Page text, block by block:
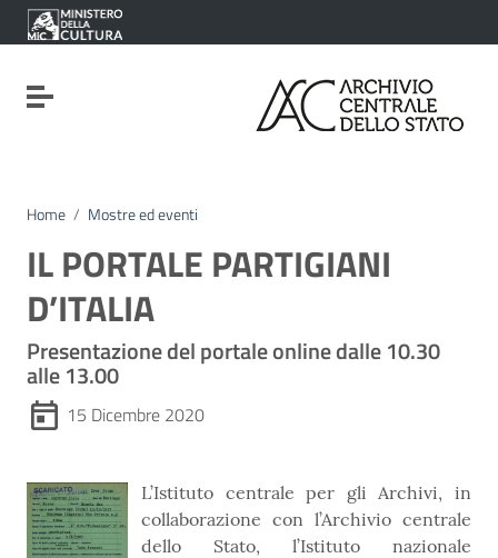
Vai ai contenuti
Vai al menu di navigazione
Vai al footer
Attiva / disattiva la navigazione
Home / Mostre ed eventi
IL PORTALE PARTIGIANI
D’ITALIA
Presentazione del portale online dalle 10.30
alle 13.00
15 Dicembre 2020
L’Istituto centrale per gli Archivi, in
collaborazione con l’Archivio centrale
dello Stato, l’Istituto nazionale